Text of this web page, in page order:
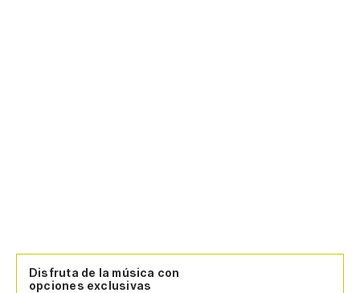
Disfruta de la música con
opciones exclusivas